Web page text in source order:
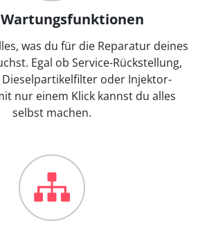
was du für die Reparatur deines
Egal ob Service-Rückstellung,
Dieselpartikelfilter oder Injektor-
nur einem Klick kannst du alles
selbst machen.